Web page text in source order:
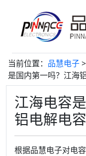
当前位置： 品慧电子
是国内第一吗？江海
江海电容
铝电解电
根据品慧电子对电